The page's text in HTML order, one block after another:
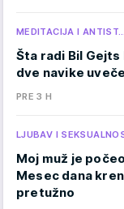
MEDITACIJA I ANTIST…
Šta radi Bil
dve navike
PRE 3 H
LJUBAV I
Moj muž je
Mesec dana
pretužno